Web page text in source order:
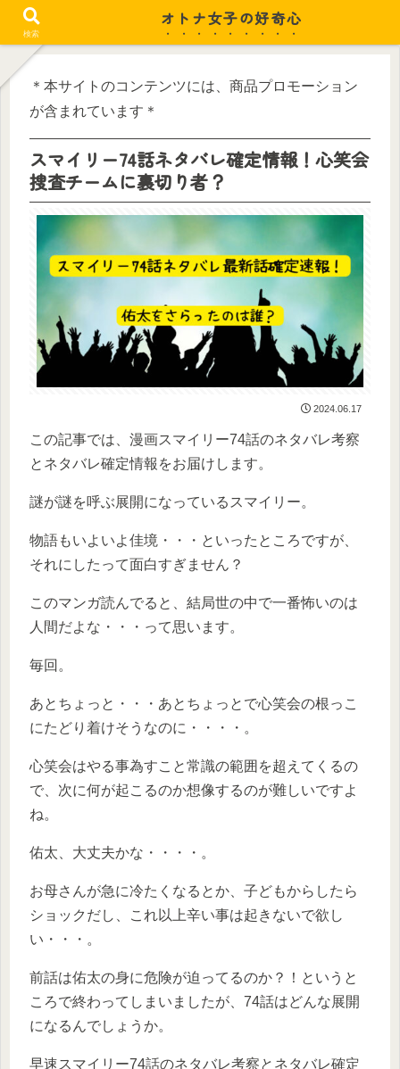
忙しい毎日がちょっと潤う
＊本サイトのコンテンツには、商品プロモーション
が含まれています＊
スマイリー74話ネタバレ確定情報！心笑会
捜査チームに裏切り者？
2024.06.17
この記事では、漫画スマイリー74話のネタバレ考察
とネタバレ確定情報をお届けします。
謎が謎を呼ぶ展開になっているスマイリー。
物語もいよいよ佳境・・・といったところですが、
それにしたって面白すぎません？
このマンガ読んでると、結局世の中で一番怖いのは
人間だよな・・・って思います。
毎回。
あとちょっと・・・あとちょっとで心笑会の根っこ
にたどり着けそうなのに・・・・。
心笑会はやる事為すこと常識の範囲を超えてくるの
で、次に何が起こるのか想像するのが難しいですよ
ね。
佑太、大丈夫かな・・・・。
お母さんが急に冷たくなるとか、子どもからしたら
ショックだし、これ以上辛い事は起きないで欲し
い・・・。
前話は佑太の身に危険が迫ってるのか？！というと
ころで終わってしまいましたが、74話はどんな展開
になるんでしょうか。
早速スマイリー74話のネタバレ考察とネタバレ確定
検索
オトナ女子の好奇心